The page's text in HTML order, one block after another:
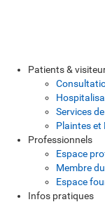
Patients &
Services
Plaintes et
Professionnels
Espace
Membre
Espace
Infos pratiques